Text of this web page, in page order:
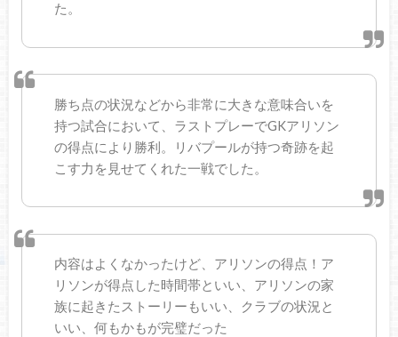
た。
勝ち点の状況などから非常に大きな意味合いを
持つ試合において、ラストプレーでGKアリソン
の得点により勝利。リバプールが持つ奇跡を起
こす力を見せてくれた一戦でした。
内容はよくなかったけど、アリソンの得点！ア
リソンが得点した時間帯といい、アリソンの家
族に起きたストーリーもいい、クラブの状況と
いい、何もかもが完璧だった